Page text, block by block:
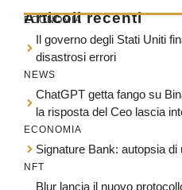
Articoli recenti
ECONOMIA
Il governo degli Stati Uniti
disastrosi errori
NEWS
ChatGPT getta fango su
la risposta del Ceo lascia
ECONOMIA
Signature Bank: autopsia di
NFT
Blur lancia il nuovo